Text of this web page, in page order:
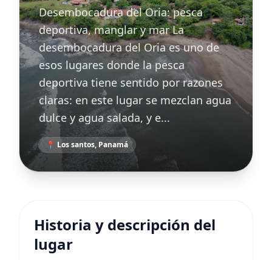
Desembocadura del Oria: pesca
deportiva, manglar y mar La
desembocadura del Oria es uno de
esos lugares donde la pesca
deportiva tiene sentido por razones
claras: en este lugar se mezclan agua
dulce y agua salada, y e...
📍 Los santos, Panamá
Historia y descripción del
lugar